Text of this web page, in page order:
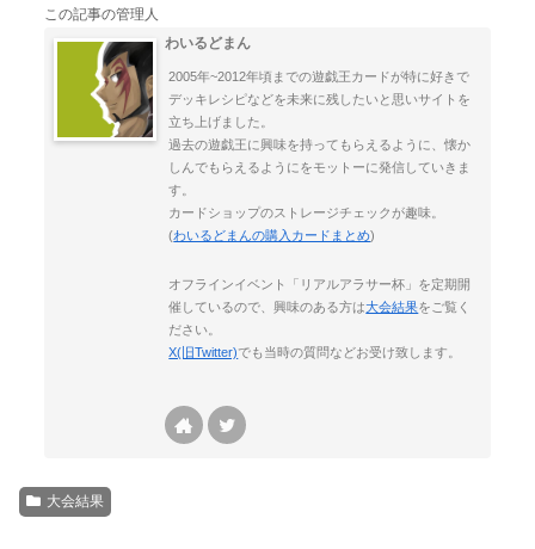
この記事の管理人
わいるどまん
2005年~2012年頃までの遊戯王カードが特に好きで
デッキレシピなどを未来に残したいと思いサイトを
立ち上げました。
過去の遊戯王に興味を持ってもらえるように、懐か
しんでもらえるようにをモットーに発信していきま
す。
カードショップのストレージチェックが趣味。
(わいるどまんの購入カードまとめ)
オフラインイベント「リアルアラサー杯」を定期開
催しているので、興味のある方は大会結果をご覧く
ださい。
X(旧Twitter)でも当時の質問などお受け致します。
大会結果